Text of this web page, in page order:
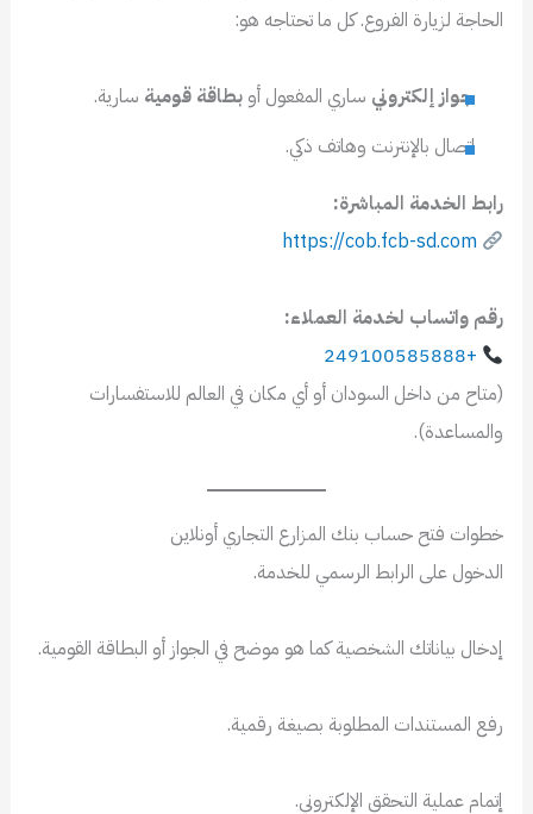
الحاجة لزيارة الفروع. كل ما تحتاجه هو:
جواز إلكتروني ساري المفعول أو بطاقة قومية سارية.
اتصال بالإنترنت وهاتف ذكي.
رابط الخدمة المباشرة:
https://cob.fcb-sd.com
رقم واتساب لخدمة العملاء:
+249100585888
(متاح من داخل السودان أو أي مكان في العالم للاستفسارات
والمساعدة).
خطوات فتح حساب بنك المزارع التجاري أونلاين
الدخول على الرابط الرسمي للخدمة.
إدخال بياناتك الشخصية كما هو موضح في الجواز أو البطاقة القومية.
رفع المستندات المطلوبة بصيغة رقمية.
إتمام عملية التحقق الإلكتروني.